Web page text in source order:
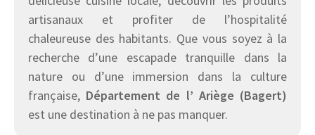
artisanaux et profiter de l’hospitalité
chaleureuse des habitants. Que vous soyez à la
recherche d’une escapade tranquille dans la
nature ou d’une immersion dans la culture
française, Département de l’ Ariège (Bagert)
est une destination à ne pas manquer.